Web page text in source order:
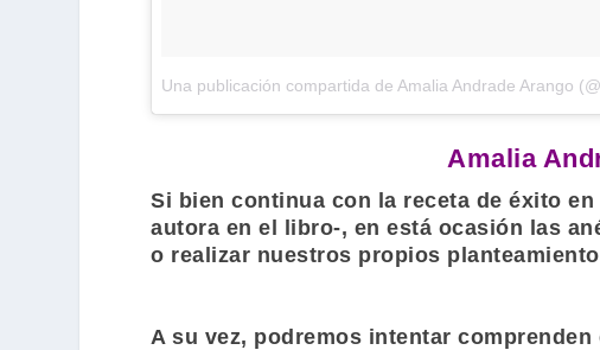
Una publicación compartida de Amalia Andrade Arango
Amalia
Si bien continua con la receta de éxito
autora en el libro-, en está ocasión las
o realizar nuestros propios
A su vez, podremos intentar